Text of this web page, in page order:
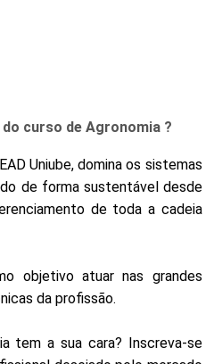
curso de Agronomia ?
Uniube, domina os sistemas
de forma sustentável desde
de toda a cadeia
objetivo atuar nas grandes
da profissão.
tem a sua cara? Inscreva-se